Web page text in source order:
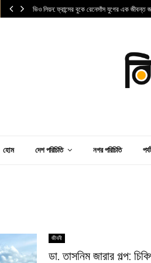
ভিও লিয়ন: ফ্রান্সের বুকে রেনেসাঁস যুগের এক জীবন্ত
হোম দেশ পরিচিতি নগর পরিচিতি
জীবনী
ডা. তাসনিম জারার গল্প: